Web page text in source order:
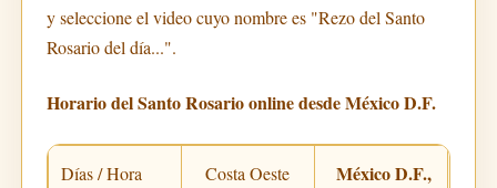
y seleccione el video cuyo nombre es "Rezo del Santo
Rosario del día...".
Horario del Santo Rosario online desde México D.F.
Días / Hora
Costa Oeste
México D.F.,